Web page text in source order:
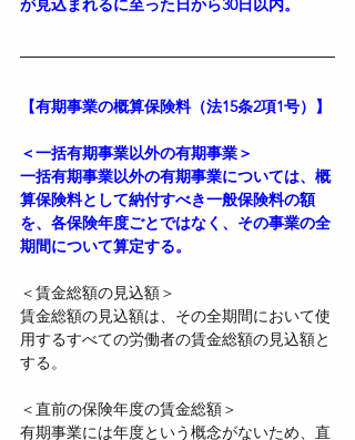
【有期事業の概算保険料（法15条2項1号）】
＜一括有期事業以外の有期事業＞
一括有期事業以外の有期事業については、概
算保険料として納付すべき一般保険料の額
を、各保険年度ごとではなく、その事業の全
期間について算定する。
＜賃金総額の見込額＞
賃金総額の見込額は、その全期間において使
用するすべての労働者の賃金総額の見込額と
する。
＜直前の保険年度の賃金総額＞
有期事業には年度という概念がないため、直